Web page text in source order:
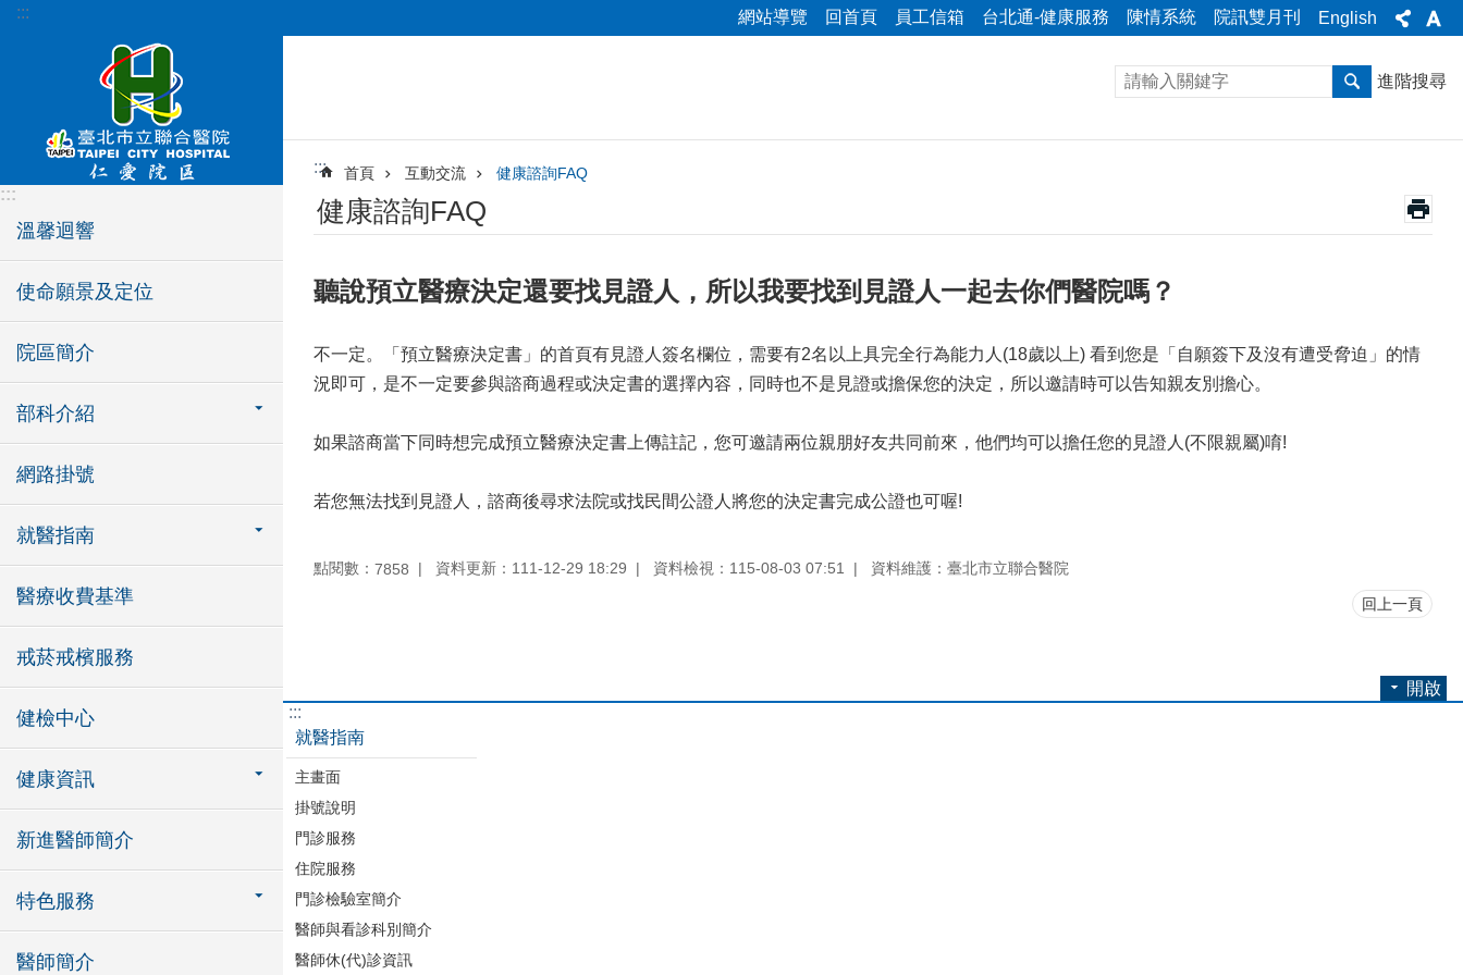
跳到主要內容區塊
::: 網站導覽 回首頁 員工信箱 台北通-健康服務 陳情系統 院訊雙月刊 English
:::
溫馨迴響
使命願景及定位
院區簡介
部科介紹
網路掛號
就醫指南
醫療收費基準
戒菸戒檳服務
健檢中心
健康資訊
新進醫師簡介
特色服務
醫師簡介
進階搜尋
::: 首頁 互動交流 健康諮詢FAQ
健康諮詢FAQ
聽說預立醫療決定還要找見證人，所以我要找到見證人一起去你們醫院嗎？
不一定。「預立醫療決定書」的首頁有見證人簽名欄位，需要有2名以上具完全行為能力人(18歲以上) 看到您是「自願簽下及沒有遭受脅迫」的情
況即可，是不一定要參與諮商過程或決定書的選擇內容，同時也不是見證或擔保您的決定，所以邀請時可以告知親友別擔心。
如果諮商當下同時想完成預立醫療決定書上傳註記，您可邀請兩位親朋好友共同前來，他們均可以擔任您的見證人(不限親屬)唷!
若您無法找到見證人，諮商後尋求法院或找民間公證人將您的決定書完成公證也可喔!
點閱數： 7858 資料更新：111-12-29 18:29 資料檢視：115-08-03 07:51 資料維護：臺北市立聯合醫院
回上一頁
開啟
:::
就醫指南
主畫面
掛號說明
門診服務
住院服務
門診檢驗室簡介
醫師與看診科別簡介
醫師休(代)診資訊